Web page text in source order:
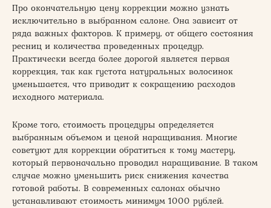
Про окончательную цену коррекции можно узнать
исключительно в выбранном салоне. Она зависит от
ряда важных факторов. К примеру, от общего состояния
ресниц и количества проведенных процедур.
Практически всегда более дорогой является первая
коррекция, так как густота натуральных волосинок
уменьшается, что приводит к сокращению расходов
исходного материала.
Кроме того, стоимость процедуры определяется
выбранным объемом и ценой наращивания. Многие
советуют для коррекции обратиться к тому мастеру,
который первоначально проводил наращивание. В таком
случае можно уменьшить риск снижения качества
готовой работы. В современных салонах обычно
устанавливают стоимость минимум 1000 рублей.